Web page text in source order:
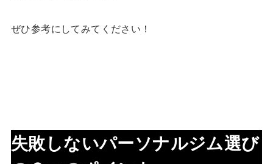
ぜひ参考にしてみてください！
失敗しないパーソナルジム選び